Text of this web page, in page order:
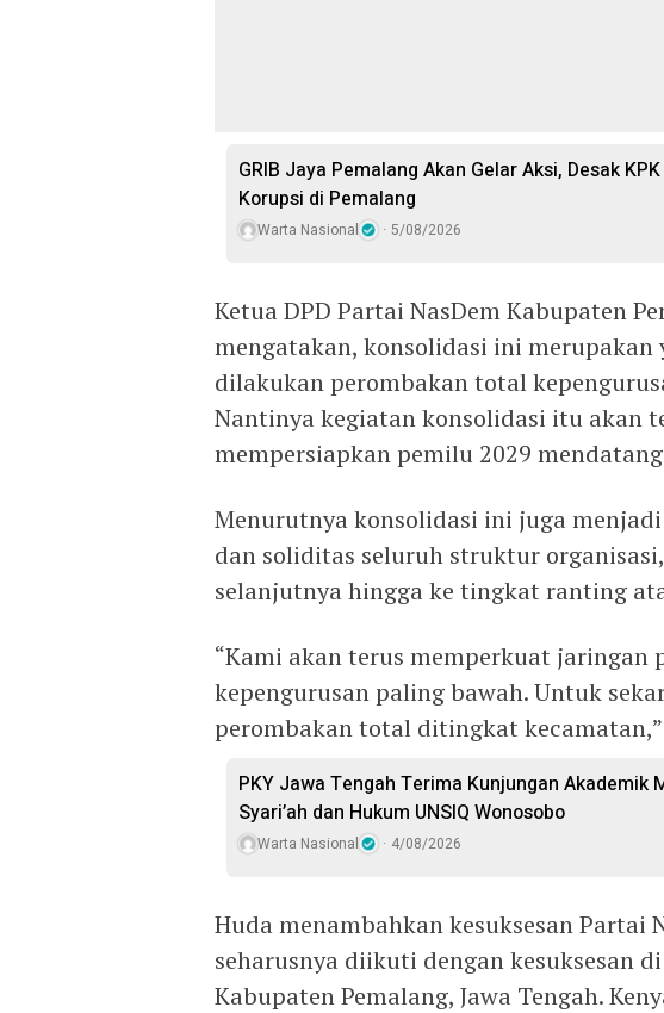
GRIB Jaya Pemalang Akan Gelar Aksi, Desak
Korupsi di Pemalang
Warta Nasional 5/08/2026
Ketua DPD Partai NasDem Kabupaten
mengatakan, konsolidasi ini
dilakukan perombakan total
Nantinya kegiatan konsolidasi itu akan
mempersiapkan pemilu 2029
Menurutnya konsolidasi ini juga
dan soliditas seluruh struktur
selanjutnya hingga ke tingkat ranting
“Kami akan terus memperkuat
kepengurusan paling bawah. Untuk
perombakan total ditingkat
PKY Jawa Tengah Terima Kunjungan Akademik
Syari’ah dan Hukum UNSIQ Wonosobo
Warta Nasional 4/08/2026
Huda menambahkan kesuksesan Partai
seharusnya diikuti dengan kesuksesan
Kabupaten Pemalang, Jawa Tengah.